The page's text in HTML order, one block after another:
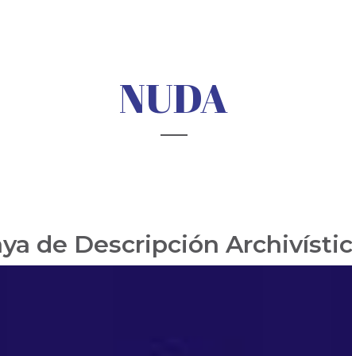
NUDA
de Descripción